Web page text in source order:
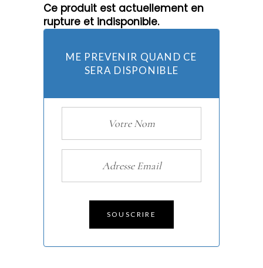
Ce produit est actuellement en
rupture et indisponible.
ME PREVENIR QUAND CE
SERA DISPONIBLE
SOUSCRIRE